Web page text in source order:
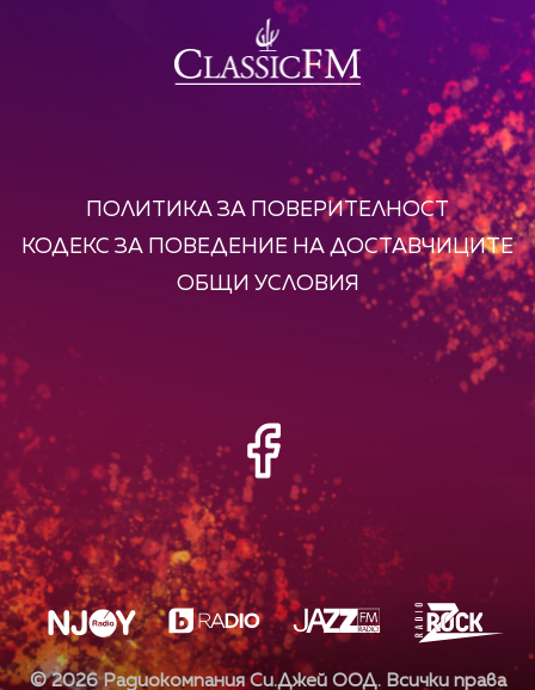
ПОЛИТИКА ЗА ПОВЕРИТЕЛНОСТ
КОДЕКС ЗА ПОВЕДЕНИЕ НА ДОСТАВЧИЦИТЕ
ОБЩИ УСЛОВИЯ
©2026Радиокомпания Си.Джей ООД. Всички права